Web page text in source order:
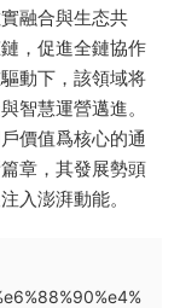
融合與生态共
，促進全鏈協作
動下，該領域将
智慧運營邁進。
價值爲核心的通
章，其發展勢頭
入澎湃動能。